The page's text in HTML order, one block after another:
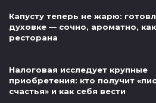
Капусту теперь не жарю:
духовке — сочно, ароматно,
ресторана
Налоговая исследует крупные
приобретения: кто получит
счастья» и как себя вести